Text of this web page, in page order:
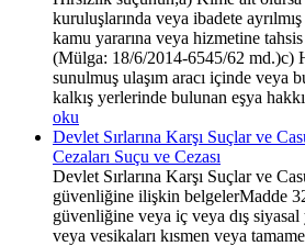
kuruluşlarında veya ibadete
kamu yararına veya hizmetine
(Mülga: 18/6/2014-6545/62 md.)c)
sunulmuş ulaşım aracı içinde veya
kalkış yerlerinde bulunan eşya
oku
Devlet Sırlarına Karşı Suçlar ve
Cezaları Suçu ve Cezası
Devlet Sırlarına Karşı Suçlar ve
güvenliğine ilişkin belgelerMadde
güvenliğine veya iç veya dış
veya vesikaları kısmen veya